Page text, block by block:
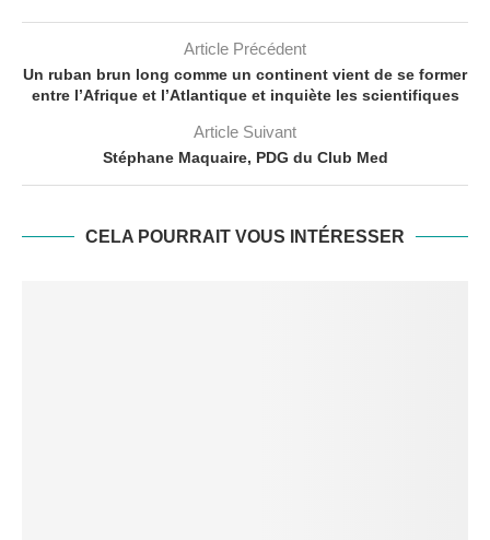
Article Précédent
Un ruban brun long comme un continent vient de se former
entre l’Afrique et l’Atlantique et inquiète les scientifiques
Article Suivant
Stéphane Maquaire, PDG du Club Med
CELA POURRAIT VOUS INTÉRESSER